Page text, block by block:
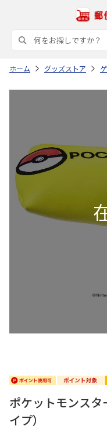
ホーム グッズストア
ポケットモンス
イプ）